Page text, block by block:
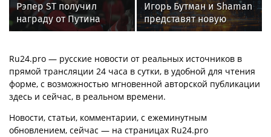
Рэпер ST получил
награду от Путина
Игорь Бутман и Shaman
представят новую
премьеру 27 октября
Ru24.pro — русские новости от реальных источников в
прямой трансляции 24 часа в сутки, в удобной для чтения
форме, с возможностью мгновенной авторской публикации
здесь и сейчас, в реальном времени.
Новости, статьи, комментарии, с ежеминутным
обновлением, сейчас — на страницах Ru24.pro